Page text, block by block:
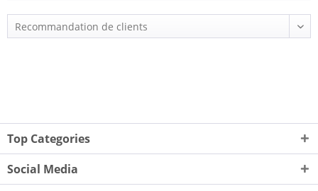
Top Categories
Social Media